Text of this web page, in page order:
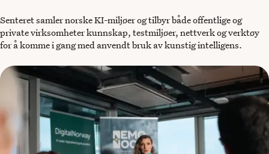
Senteret samler norske KI-miljøer og tilbyr både offentlige og
private virksomheter kunnskap, testmiljøer, nettverk og verktøy
for å komme i gang med anvendt bruk av kunstig intelligens.